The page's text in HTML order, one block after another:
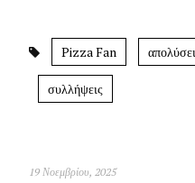
Pizza Fan
συλλήψεις
19 Νοεμβρίου, 2025